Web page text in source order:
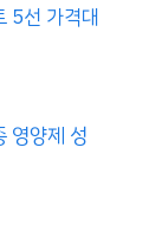
5선 가격대
영양제 성